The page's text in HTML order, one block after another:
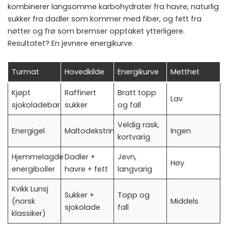
kombinerer langsomme karbohydrater fra havre, naturlig
sukker fra dadler som kommer med fiber, og fett fra
nøtter og frø som bremser opptaket ytterligere.
Resultatet? En jevnere energikurve.
Turmat Hovedkilde Energikurve Metthet
Kjøpt
sjokoladebar
Raffinert
sukker
Bratt topp
og fall
Lav
Energigel Maltodekstrin
Veldig rask,
kortvarig
Ingen
Hjemmelagde
energiboller
Dadler +
havre + fett
Jevn,
langvarig
Høy
Kvikk Lunsj
(norsk
klassiker)
Sukker +
sjokolade
Topp og
fall
Middels